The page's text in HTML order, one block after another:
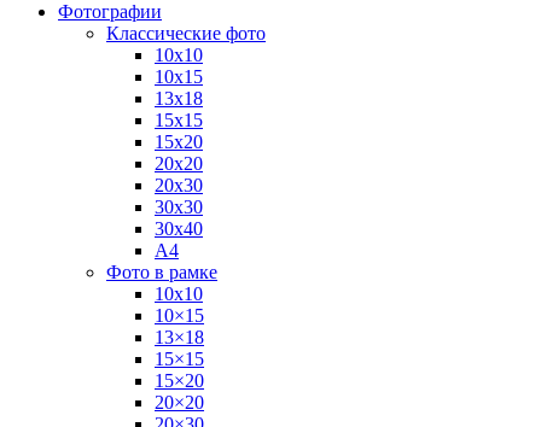
Фотографии
Классические фото
10х10
10х15
13х18
15х15
15х20
20х20
20х30
30х30
30х40
А4
Фото в рамке
10х10
10×15
13×18
15×15
15×20
20×20